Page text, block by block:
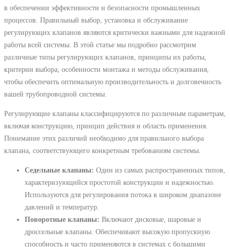
в обеспечении эффективности и безопасности промышленных
процессов. Правильный выбор, установка и обслуживание
регулирующих клапанов являются критически важными для надежной
работы всей системы. В этой статье мы подробно рассмотрим
различные типы регулирующих клапанов, принципы их работы,
критерии выбора, особенности монтажа и методы обслуживания,
чтобы обеспечить оптимальную производительность и долговечность
вашей трубопроводной системы.
Регулирующие клапаны классифицируются по различным параметрам,
включая конструкцию, принцип действия и область применения.
Понимание этих различий необходимо для правильного выбора
клапана, соответствующего конкретным требованиям системы.
Седельные клапаны: Один из самых распространенных типов,
характеризующийся простотой конструкции и надежностью.
Используются для регулирования потока в широком диапазоне
давлений и температур.
Поворотные клапаны: Включают дисковые, шаровые и
дроссельные клапаны. Обеспечивают высокую пропускную
способность и часто применяются в системах с большими